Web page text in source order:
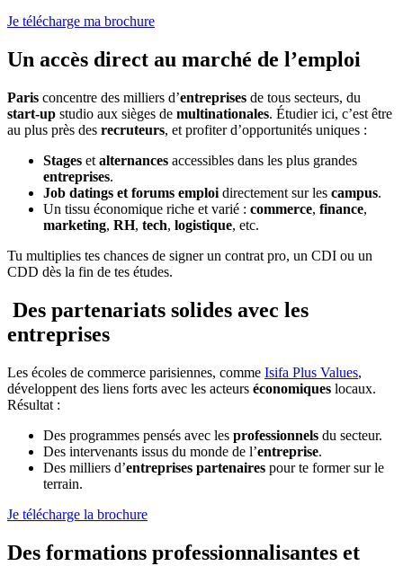
Je télécharge ma brochure
Un accès direct au marché de l’emploi
Paris concentre des milliers d’entreprises de tous secteurs, du
start-up studio aux sièges de multinationales. Étudier ici, c’est être
au plus près des recruteurs, et profiter d’opportunités uniques :
Stages et alternances accessibles dans les plus grandes
entreprises.
Job datings et forums emploi directement sur les campus.
Un tissu économique riche et varié : commerce, finance,
marketing, RH, tech, logistique, etc.
Tu multiplies tes chances de signer un contrat pro, un CDI ou un
CDD dès la fin de tes études.
Des partenariats solides avec les
entreprises
Les écoles de commerce parisiennes, comme Isifa Plus Values,
développent des liens forts avec les acteurs économiques locaux.
Résultat :
Des programmes pensés avec les professionnels du secteur.
Des intervenants issus du monde de l’entreprise.
Des milliers d’entreprises partenaires pour te former sur le
terrain.
Je télécharge la brochure
Des formations professionnalisantes et